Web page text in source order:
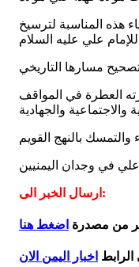
هذه المناسبة لترسيخ
العطرة في المواقف
ارسال الخبر الى:
من مصدرة اضغط هنا
الرابط اخبار اليمن الان